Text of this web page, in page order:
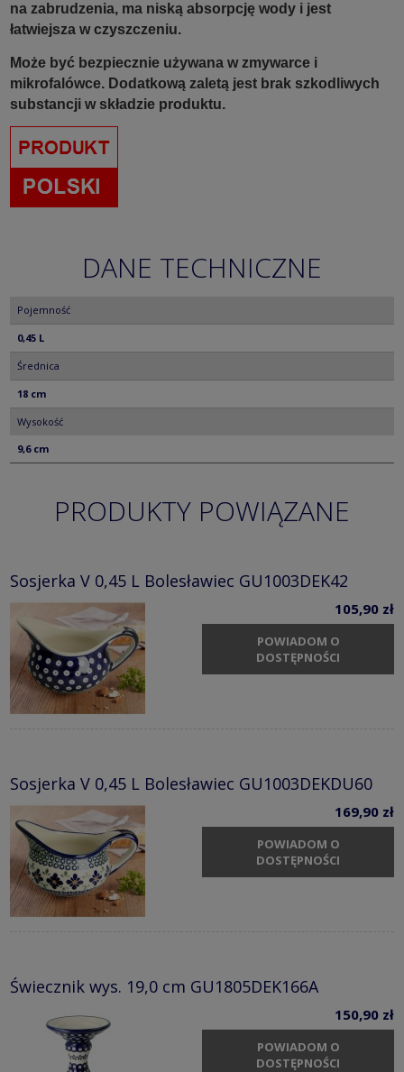
na zabrudzenia, ma niską absorpcję wody i jest
łatwiejsza w czyszczeniu.
Może być bezpiecznie używana w zmywarce i
mikrofalówce. Dodatkową zaletą jest brak szkodliwych
substancji w składzie produktu.
DANE TECHNICZNE
Pojemność
0,45 L
Średnica
18 cm
Wysokość
9,6 cm
PRODUKTY POWIĄZANE
Sosjerka V 0,45 L Bolesławiec GU1003DEK42
105,90 zł
POWIADOM O
DOSTĘPNOŚCI
Sosjerka V 0,45 L Bolesławiec GU1003DEKDU60
169,90 zł
POWIADOM O
DOSTĘPNOŚCI
Świecznik wys. 19,0 cm GU1805DEK166A
150,90 zł
POWIADOM O
DOSTĘPNOŚCI